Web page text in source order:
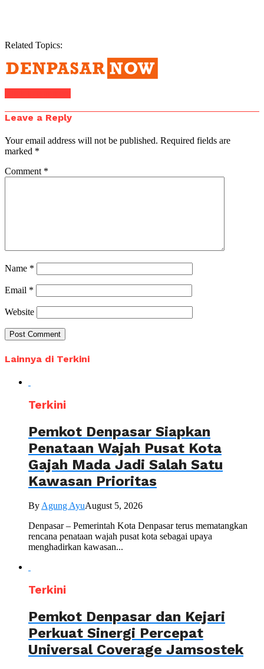
Related Topics:
Leave a Reply
Your email address will not be published. Required fields are
marked *
Comment *
Name *
Email *
Website
Lainnya di Terkini
Terkini
Pemkot Denpasar Siapkan
Penataan Wajah Pusat Kota
Gajah Mada Jadi Salah Satu
Kawasan Prioritas
ByAgung AyuAugust 5, 2026
Denpasar – Pemerintah Kota Denpasar terus mematangkan
rencana penataan wajah pusat kota sebagai upaya
menghadirkan kawasan...
Terkini
Pemkot Denpasar dan Kejari
Perkuat Sinergi Percepat
Universal Coverage Jamsostek